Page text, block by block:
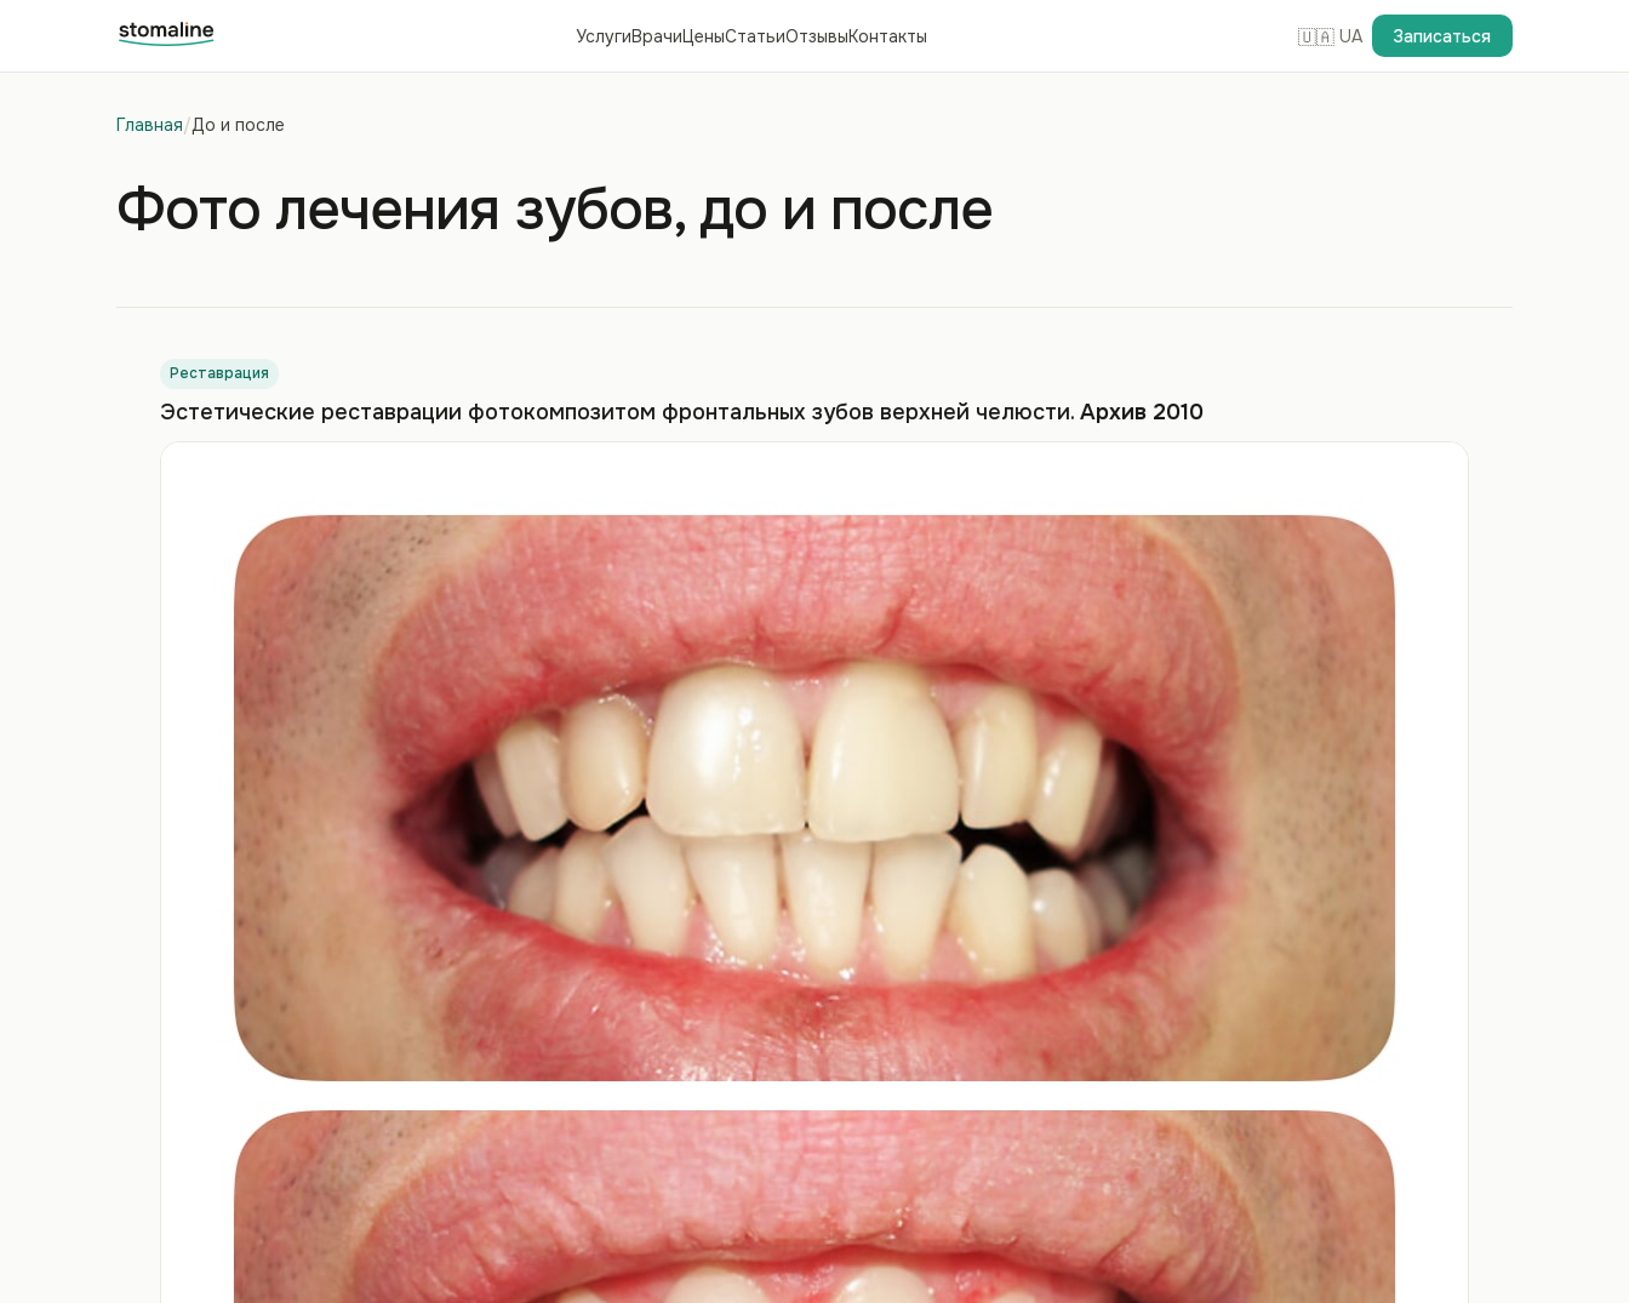
УслугиВрачиЦеныСтатьиОтзывыКонтакты 🇺🇦UA Записаться
Главная/До и после
Фото лечения зубов, до и после
Реставрация
Эстетические реставрации фотокомпозитом фронтальных зубов верхней челюсти. Архив 2010